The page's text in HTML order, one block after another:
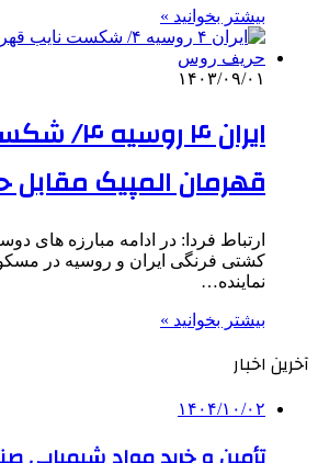
بیشتر بخوانید »
۱۴۰۳/۰۹/۰۱
ایران ۴
قهرمان المپیک
ارتباط فردا: در ادامه مبارزه های
کشتی فرنگی ایران و روسیه در
نماینده…
بیشتر بخوانید »
آخرین اخبار
۱۴۰۴/۱۰/۰۲